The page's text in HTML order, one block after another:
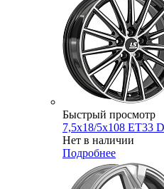
Быстрый просмотр
7,5x18/5x108 ET33
Нет в наличии
Подробнее